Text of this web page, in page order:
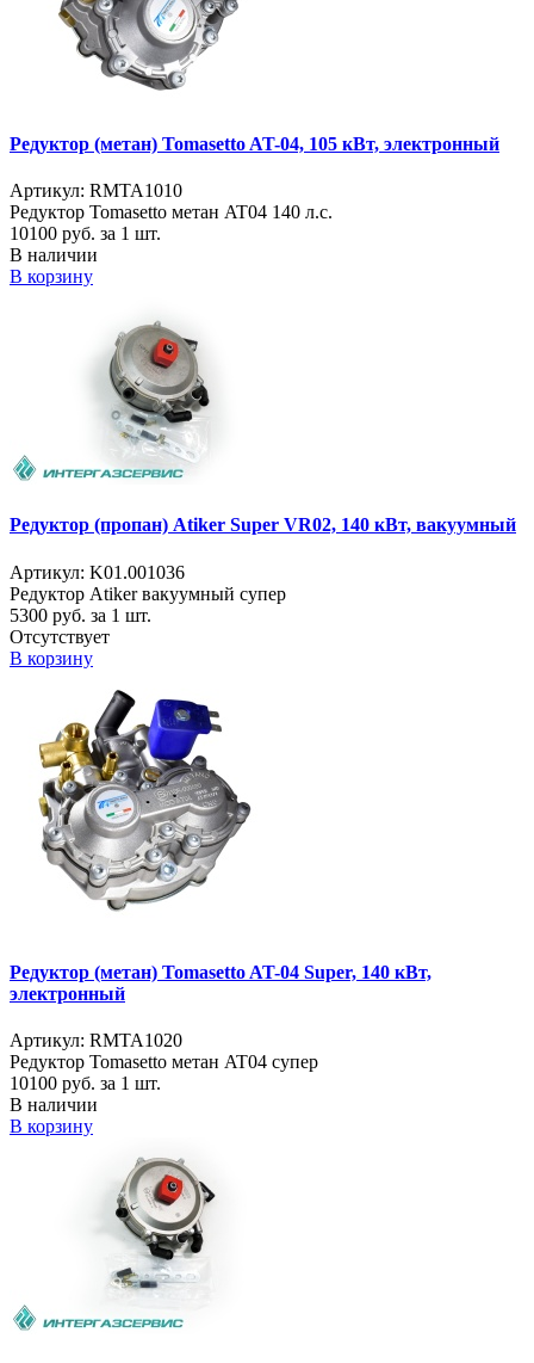
Редуктор (метан) Tomasetto AT-04, 105 кВт, электронный
Артикул: RMTA1010
Редуктор Tomasetto метан AT04 140 л.с.
10100 руб. за 1 шт.
В наличии
В корзину
Редуктор (пропан) Atiker Super VR02, 140 кВт, вакуумный
Артикул: K01.001036
Редуктор Atiker вакуумный супер
5300 руб. за 1 шт.
Отсутствует
В корзину
Редуктор (метан) Tomasetto AT-04 Super, 140 кВт,
электронный
Артикул: RMTA1020
Редуктор Tomasetto метан AT04 супер
10100 руб. за 1 шт.
В наличии
В корзину